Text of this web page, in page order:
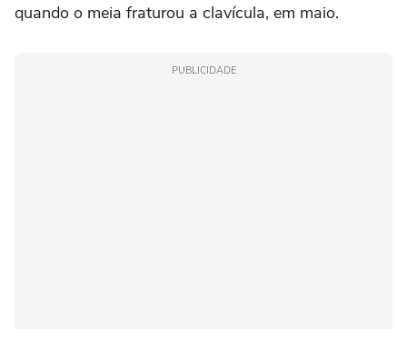
quando o meia fraturou a clavícula, em maio.
PUBLICIDADE